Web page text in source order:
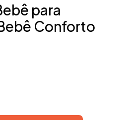
para
Conforto